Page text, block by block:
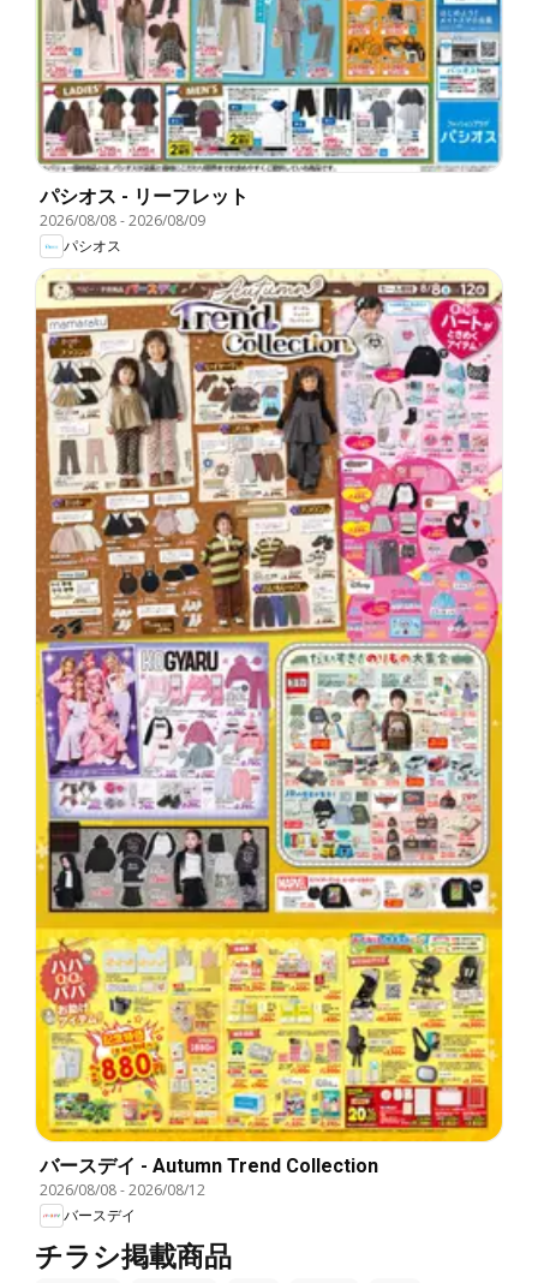
パシオス - リーフレット
2026/08/08-2026/08/09
パシオス
バースデイ - Autumn Trend Collection
2026/08/08-2026/08/12
バースデイ
チラシ掲載商品